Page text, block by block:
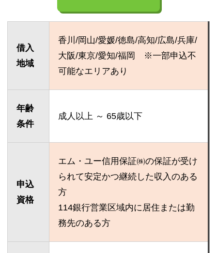
借入
地域
香川/岡山/愛媛/徳島/高知/広島/兵庫/
大阪/東京/愛知/福岡 ※一部申込不
可能なエリアあり
年齢
条件
成人以上 ～ 65歳以下
申込
資格
エム・ユー信用保証㈱の保証が受け
られて安定かつ継続した収入のある
方
114銀行営業区域内に居住または勤
務先のある方